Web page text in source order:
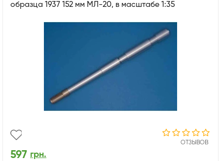
образца 1937 152 мм МЛ-20, в масштабе 1:35
ОТЗЫВОВ
597 грн.